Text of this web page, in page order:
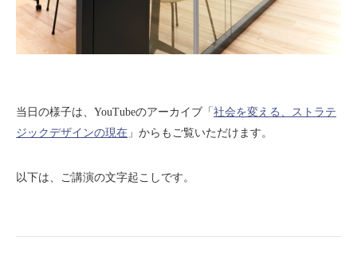
当日の様子は、YouTubeのアーカイブ「 社会を変える、ストラテ
ジックデザインの現在 」からもご覧いただけます。
以下は、ご講演の文字起こしです。